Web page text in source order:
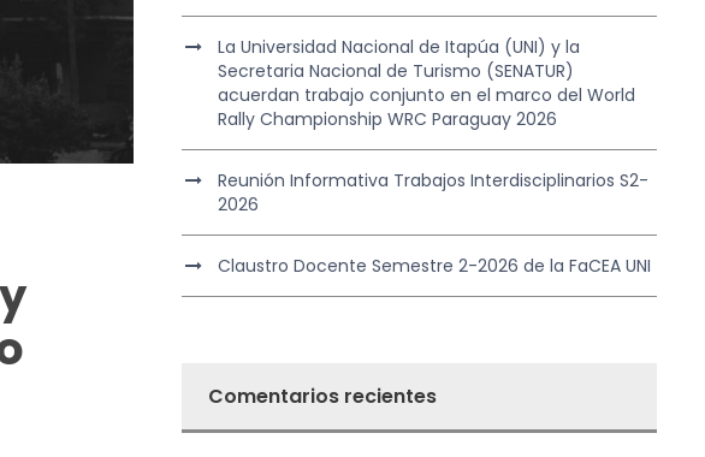
La Universidad Nacional de Itapúa (UNI) y la
Secretaria Nacional de Turismo (SENATUR)
acuerdan trabajo conjunto en el marco del World
Rally Championship WRC Paraguay 2026
Reunión Informativa Trabajos Interdisciplinarios S2-
2026
Claustro Docente Semestre 2-2026 de la FaCEA UNI
Comentarios recientes